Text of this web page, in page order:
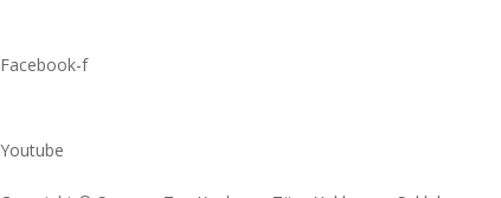
Facebook-f
Youtube